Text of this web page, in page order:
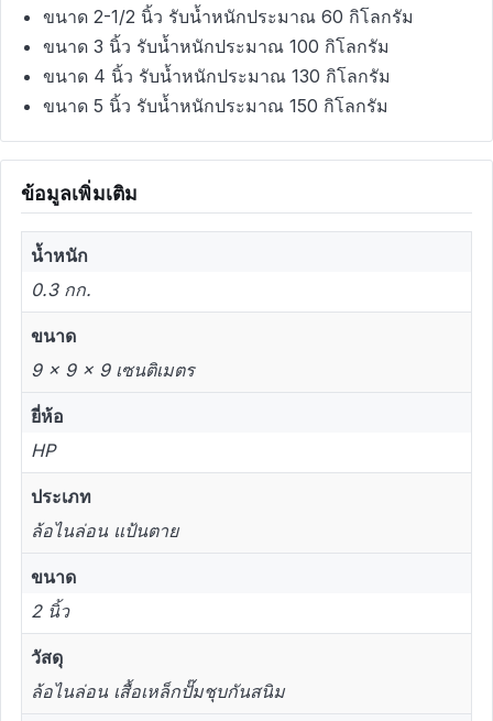
ขนาด 2-1/2 นิ้ว รับน้ำหนักประมาณ 60 กิโลกรัม
ขนาด 3 นิ้ว รับน้ำหนักประมาณ 100 กิโลกรัม
ขนาด 4 นิ้ว รับน้ำหนักประมาณ 130 กิโลกรัม
ขนาด 5 นิ้ว รับน้ำหนักประมาณ 150 กิโลกรัม
ข้อมูลเพิ่มเติม
น้ำหนัก
0.3 กก.
ขนาด
9 × 9 × 9 เซนติเมตร
ยี่ห้อ
HP
ประเภท
ล้อไนล่อน แป้นตาย
ขนาด
2 นิ้ว
วัสดุ
ล้อไนล่อน เสื้อเหล็กปั๊มชุบกันสนิม